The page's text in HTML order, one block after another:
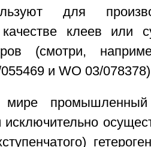
для
клеев или
(смотри,
и WO 03/
промышленный
исключительно